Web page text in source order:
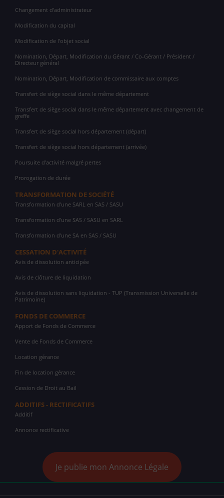
Changement d'administrateur
Modification du capital
Modification de l'objet social
Nomination, Départ, Modification du Gérant / Co-Gérant / Président /
Directeur général
Nomination, Départ, Modification de commissaire aux comptes
Transfert de siège social dans le même département
Transfert de siège social dans le même département avec changement de
greffe
Transfert de siège social hors département (départ)
Transfert de siège social hors département (arrivée)
Poursuite d'activité malgré pertes
Prorogation de durée
TRANSFORMATION DE SOCIÉTÉ
Transformation d'une SARL en SAS / SASU
Transformation d'une SAS / SASU en SARL
Transformation d'une SA en SAS / SASU
CESSATION D'ACTIVITÉ
Avis de dissolution anticipée
Avis de clôture de liquidation
Avis de dissolution sans liquidation - TUP (Transmission Universelle de
Patrimoine)
FONDS DE COMMERCE
Apport de Fonds de Commerce
Vente de Fonds de Commerce
Location gérance
Fin de location gérance
Cession de Droit au Bail
ADDITIFS - RECTIFICATIFS
Additif
Annonce rectificative
Je publie mon Annonce Légale